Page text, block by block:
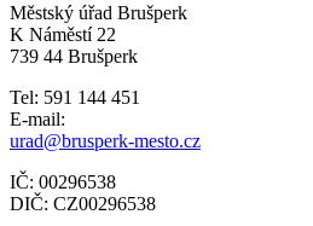
Městský úřad Brušperk
K Náměstí 22
739 44 Brušperk
Tel: 591 144 451
E-mail:
urad@brusperk-mesto.cz
IČ: 00296538
DIČ: CZ00296538